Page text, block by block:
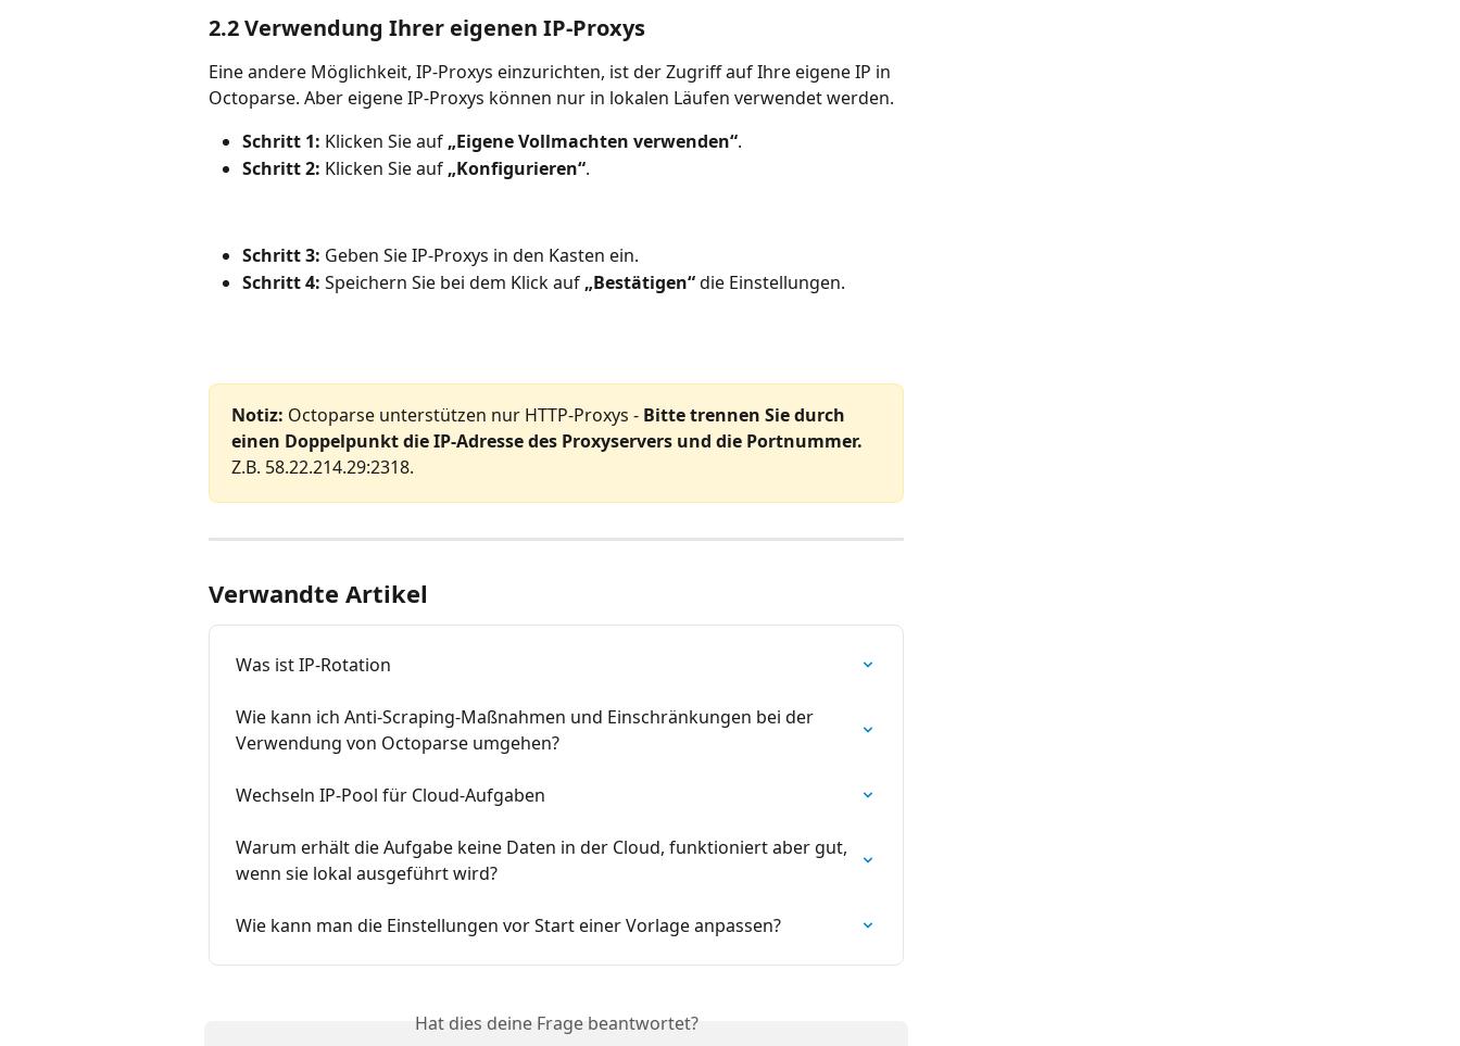
2.2 Verwendung Ihrer eigenen IP-Proxys
Eine andere Möglichkeit, IP-Proxys einzurichten, ist der Zugriff auf Ihre eigene IP in
Octoparse. Aber eigene IP-Proxys können nur in lokalen Läufen verwendet werden.
Schritt 1: Klicken Sie auf „Eigene Vollmachten verwenden“.
Schritt 2: Klicken Sie auf „Konfigurieren“.
Schritt 3: Geben Sie IP-Proxys in den Kasten ein.
Schritt 4: Speichern Sie bei dem Klick auf „Bestätigen“ die Einstellungen.
Notiz: Octoparse unterstützen nur HTTP-Proxys - Bitte trennen Sie durch
einen Doppelpunkt die IP-Adresse des Proxyservers und die Portnummer.
Z.B. 58.22.214.29:2318.
Verwandte Artikel
Was ist IP-Rotation
Wie kann ich Anti-Scraping-Maßnahmen und Einschränkungen bei der
Verwendung von Octoparse umgehen?
Wechseln IP-Pool für Cloud-Aufgaben
Warum erhält die Aufgabe keine Daten in der Cloud, funktioniert aber gut,
wenn sie lokal ausgeführt wird?
Wie kann man die Einstellungen vor Start einer Vorlage anpassen?
Hat dies deine Frage beantwortet?